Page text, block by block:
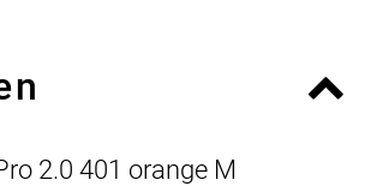
2.0 401 orange M